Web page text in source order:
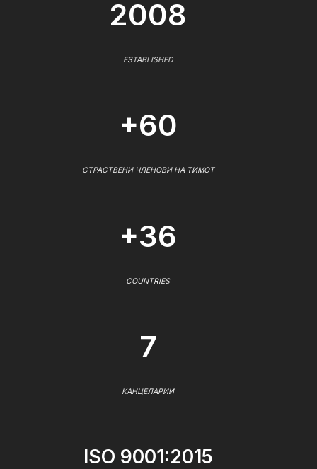
2008
ESTABLISHED
+60
СТРАСТВЕНИ ЧЛЕНОВИ НА ТИМОТ
+36
COUNTRIES
7
КАНЦЕЛАРИИ
ISO 9001:2015